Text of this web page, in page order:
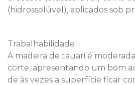
(hidrossolúvel), aplicados sob
Trabalhabilidade
A madeira de tauari é
corte, apresentando um bom
de às vezes a superfície ficar